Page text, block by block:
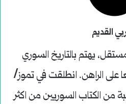
القديم
يهتم بالتاريخ السوري
على الراهن. انطلقت في تموز/
نخبة من الكتاب السوريين من اكثر